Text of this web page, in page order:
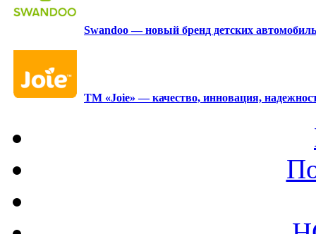
Swandoo — новый бренд детских
ТМ «Joie» — качество, инновация,